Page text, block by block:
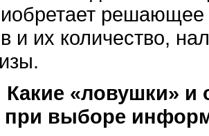
решающее
и их количество,
Какие «ловушки» и
при выборе